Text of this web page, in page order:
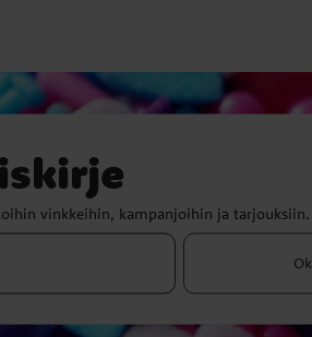
vinkkeihin, kampanjoihin ja tarjouksiin.
Ok